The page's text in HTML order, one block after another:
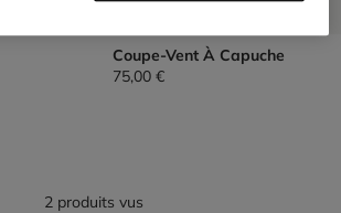
Coupe-Vent À Capuche
75,00 €
2 produits vus